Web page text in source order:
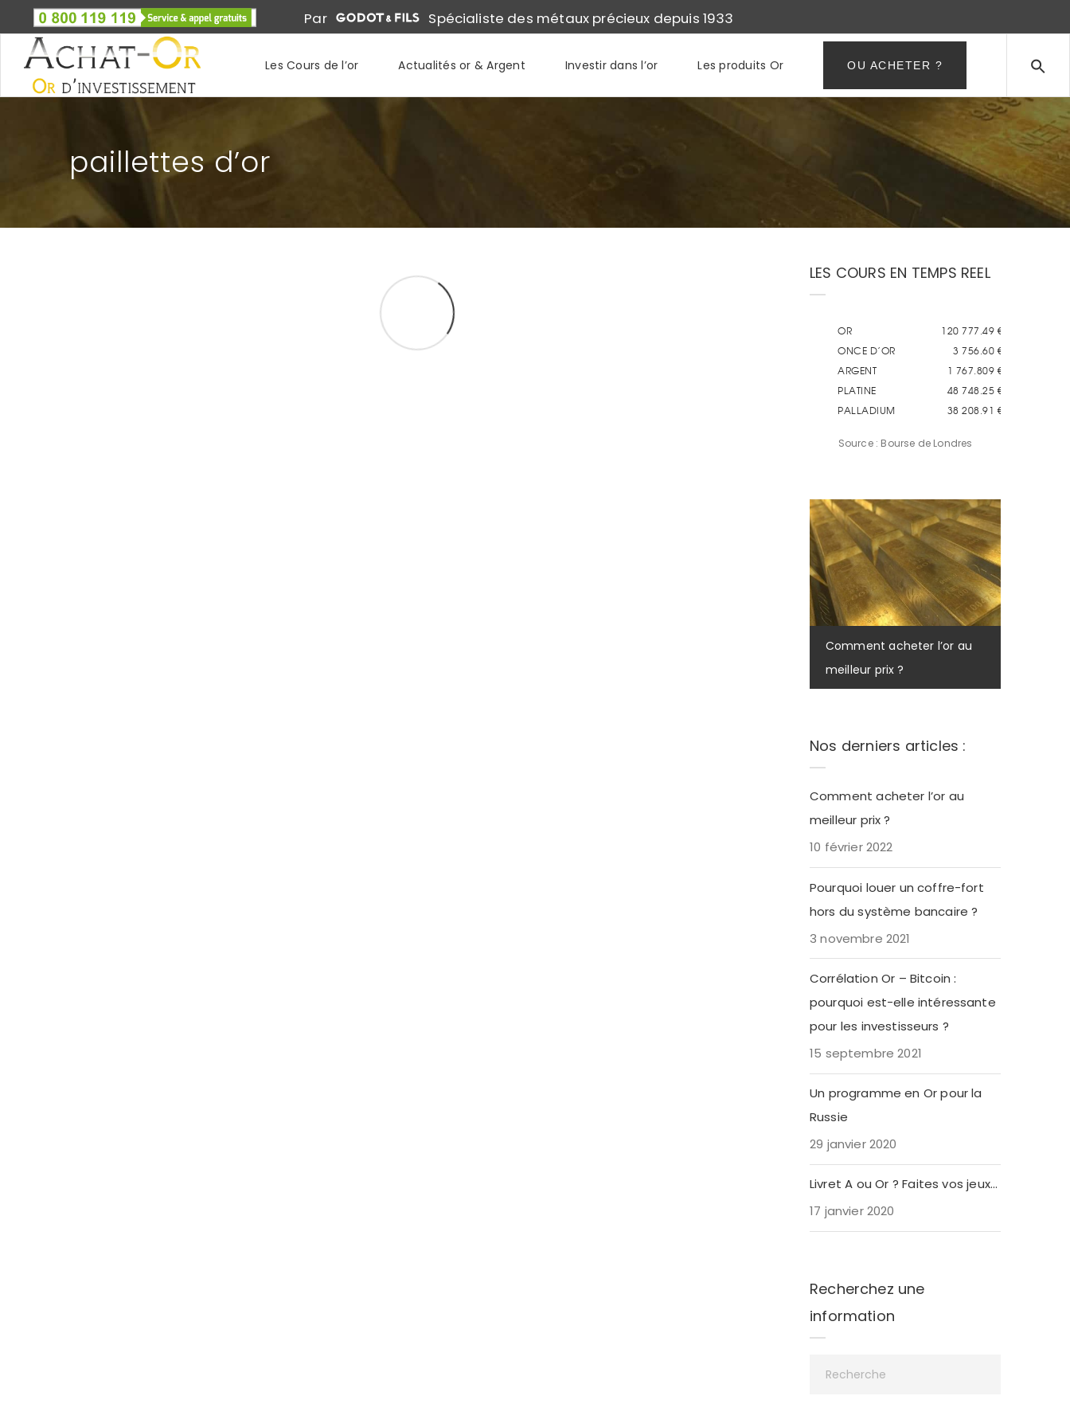
Par Spécialiste des métaux précieux depuis 1933
Les Cours de l’or Actualités or & Argent Investir dans l’or Les produits Or OU ACHETER ?
paillettes d’or
LES COURS EN TEMPS REEL
Source : Bourse de Londres
Comment acheter l’or au
meilleur prix ?
Nos derniers articles :
Comment acheter l’or au
meilleur prix ?
10 février 2022
Pourquoi louer un coffre-fort
hors du système bancaire ?
3 novembre 2021
Corrélation Or – Bitcoin :
pourquoi est-elle intéressante
pour les investisseurs ?
15 septembre 2021
Un programme en Or pour la
Russie
29 janvier 2020
Livret A ou Or ? Faites vos jeux…
17 janvier 2020
Recherchez une
information